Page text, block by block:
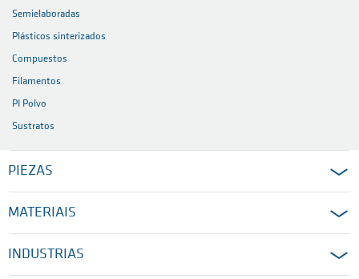
Semielaboradas
Plásticos sinterizados
Compuestos
Filamentos
PI Polvo
Sustratos
PIEZAS
MATERIAIS
INDUSTRIAS